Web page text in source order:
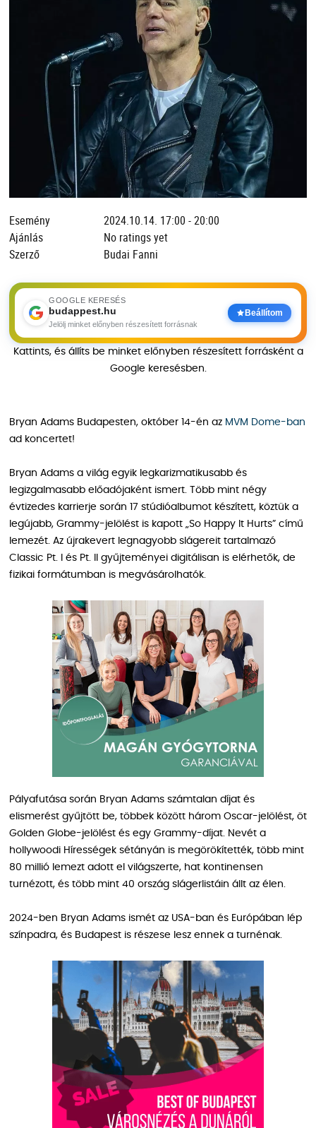
Esemény
2024.10.14. 17:00 - 20:00
Ajánlás
No ratings yet
Szerző
Budai Fanni
GOOGLE KERESÉS
budappest.hu
Jelölj minket előnyben részesített forrásnak
Beállítom
Kattints, és állíts be minket előnyben részesített forrásként a
Google keresésben.
Bryan Adams Budapesten, október 14-én az MVM Dome-ban
ad koncertet!
Bryan Adams a világ egyik legkarizmatikusabb és
legizgalmasabb előadójaként ismert. Több mint négy
évtizedes karrierje során 17 stúdióalbumot készített, köztük a
legújabb, Grammy-jelölést is kapott „So Happy It Hurts” című
lemezét. Az újrakevert legnagyobb slágereit tartalmazó
Classic Pt. I és Pt. II gyűjteményei digitálisan is elérhetők, de
fizikai formátumban is megvásárolhatók.
Pályafutása során Bryan Adams számtalan díjat és
elismerést gyűjtött be, többek között három Oscar-jelölést, öt
Golden Globe-jelölést és egy Grammy-díjat. Nevét a
hollywoodi Hírességek sétányán is megörökítették, több mint
80 millió lemezt adott el világszerte, hat kontinensen
turnézott, és több mint 40 ország slágerlistáin állt az élen.
2024-ben Bryan Adams ismét az USA-ban és Európában lép
színpadra, és Budapest is részese lesz ennek a turnénak.